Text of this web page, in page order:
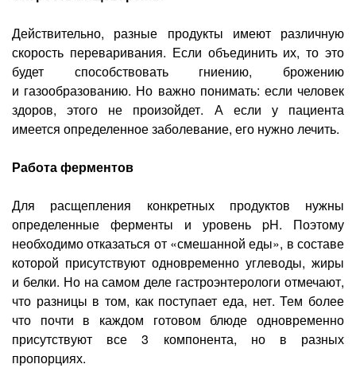
Действительно, разные продукты имеют различную
скорость переваривания. Если объединить их, то это
будет способствовать гниению, брожению
и газообразованию. Но важно понимать: если человек
здоров, этого не произойдет. А если у пациента
имеется определенное заболевание, его нужно лечить.
Работа ферментов
Для расщепления конкретных продуктов нужны
определенные ферменты и уровень pH. Поэтому
необходимо отказаться от «смешанной еды», в составе
которой присутствуют одновременно углеводы, жиры
и белки. Но на самом деле гастроэнтерологи отмечают,
что разницы в том, как поступает еда, нет. Тем более
что почти в каждом готовом блюде одновременно
присутствуют все 3 компонента, но в разных
пропорциях.